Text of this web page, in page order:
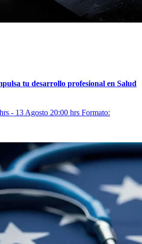
tu desarrollo profesional en Salud
- 13 Agosto 20:00 hrs Formato: